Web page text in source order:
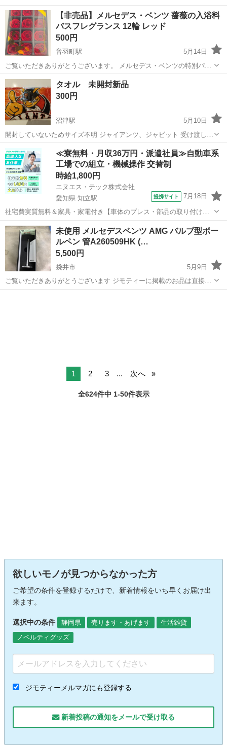
おもちゃ 5こ お受け渡しについては、プロフィールをご覧ください
静岡 三島市 三島駅 ノベルティグッズ ポムポムプリン
【非売品】メルセデス・ベンツ 薔薇の入浴料
バスフレグランス 12輪 レッド
500円
音羽町駅
5月14日
ご覧いただきありがとうございます。 メルセデス・ベンツの特別パッ
ケージに入った、華やかな薔薇の入浴料（バスフレグランス）です。
● 商品詳細 • ブランド： メルセデス・ベンツ 特別パッケージ仕様 • 内
容： 12輪の薔薇...
静岡 静岡市 音羽町駅 ノベルティグッズ
タオル 未開封新品
300円
沼津駅
5月10日
開封していないためサイズ不明 ジャイアンツ、ジャビット 受け渡し
は、中央公園近くの自宅前までお願いします。
沼津駅 ノベルティグッズ タオル
≪寮無料・月収36万円・派遣社員≫自動車系
工場での組立・機械操作 交替制
時給1,800円
エヌエス・テック株式会社
愛知県 知立駅
提携サイト 7月18日
社宅費実質無料＆家具・家電付き【車体のプレス・部品の取り付け・
塗装・検査】未経験でも時給1,800円 車体のプレス・部品の取り付
け・塗装・検査 車体のプレス・部品の取り付け・塗装・検査など、各
工程に分かれて作業を担当します...
愛知 刈谷市 知立駅 その他
未使用 メルセデスベンツ AMG バルブ型ボー
ルペン 管A260509HK (…
5,500円
袋井市
5月9日
ご覧いただきありがとうございます ジモティーに掲載のお品は直接当
店にお越しいただける方のみに販売しております。 その際、軽トラッ
1 2 3 ... 次へ
全624件中 1-50件表示
欲しいモノが見つからなかった方
ご希望の条件を登録するだけで、新着情報をいち早くお届け出
来ます。
選択中の条件 静岡県 売ります・あげます
生活雑貨
ノベルティグッズ
ジモティーメルマガにも登録する
新着投稿の通知をメールで受け取る